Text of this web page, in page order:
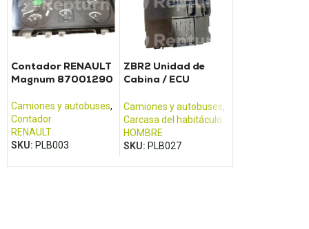
Contador RENAULT
Magnum 87001290
Camiones y autobuses,
Contador
RENAULT
SKU: PLB003
ZBR2 Unidad de
Cabina / ECU
TGM, TGX, TGS
Camiones y autobuses,
Carcasa del habitáculo
HOMBRE
SKU: PLB027